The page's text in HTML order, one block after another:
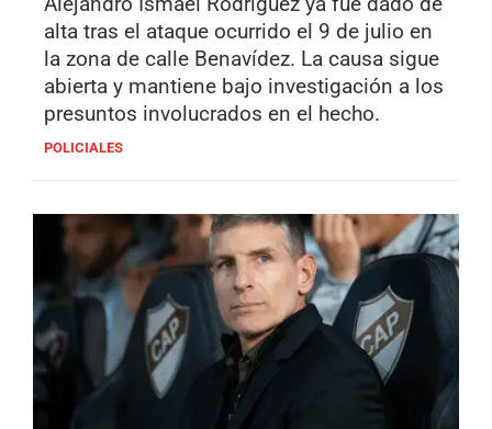
alta tras el ataque ocurrido el 9 de julio en
la zona de calle Benavídez. La causa sigue
abierta y mantiene bajo investigación a los
presuntos involucrados en el hecho.
POLICIALES